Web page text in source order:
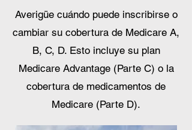
Averigüe cuándo puede inscribirse o
cambiar su cobertura de Medicare A,
B, C, D. Esto incluye su plan
Medicare Advantage (Parte C) o la
cobertura de medicamentos de
Medicare (Parte D).